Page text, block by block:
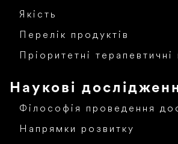
Якість
Перелік продуктів
Пріоритетні терапевтичні
Наукові
Філософія проведення
Напрямки розвитку